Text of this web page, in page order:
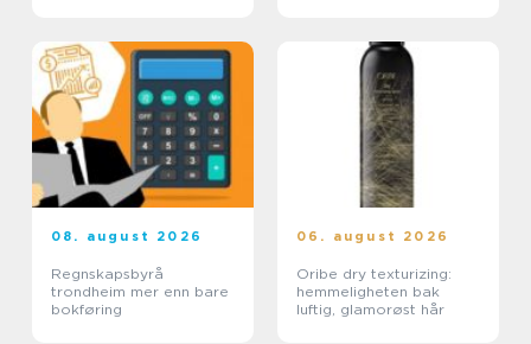
08. august 2026
Regnskapsbyrå
trondheim mer enn bare
bokføring
06. august 2026
Oribe dry texturizing:
hemmeligheten bak
luftig, glamorøst hår